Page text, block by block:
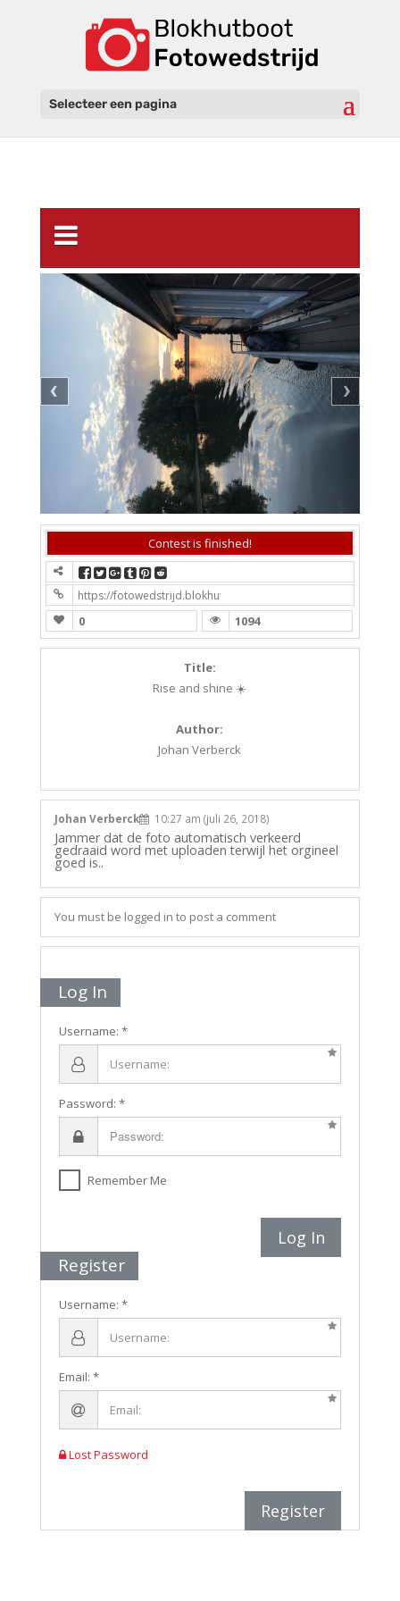
Selecteer een pagina
Contest is finished!
https://fotowedstrijd.blokhutboot.nl/fotowedstrijd-1/
0 1094
Title:
Rise and shine ☀️
Author:
Johan Verberck
Johan Verberck 10:27 am (juli 26, 2018)
Jammer dat de foto automatisch verkeerd
gedraaid word met uploaden terwijl het orgineel
goed is..
You must be logged in to post a comment
Log In
Username:
Password:
Remember Me
Log In
Register
Username:
Email:
Lost Password
Register